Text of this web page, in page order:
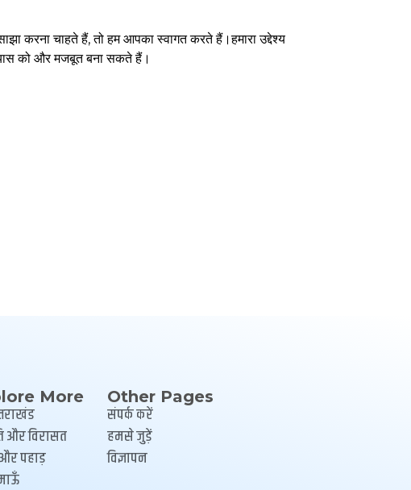
करना चाहते हैं, तो हम आपका स्वागत करते हैं।हमारा उद्देश्य
को और मजबूत बना सकते हैं।
More
और विरासत
पहाड़
Other Pages
संपर्क करें
हमसे जुड़ें
विज्ञापन